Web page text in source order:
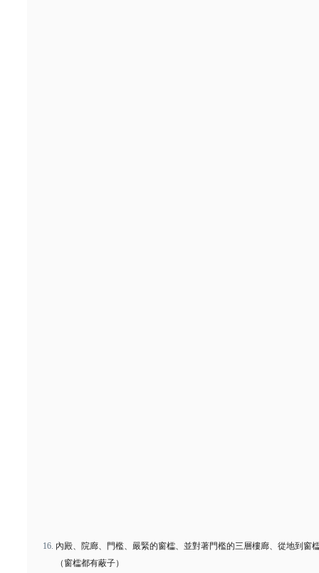
內殿、院廊、門檻、嚴緊的窗櫺、並對著門檻的三層樓廊、從地到窗
（窗櫺都有蔽子）